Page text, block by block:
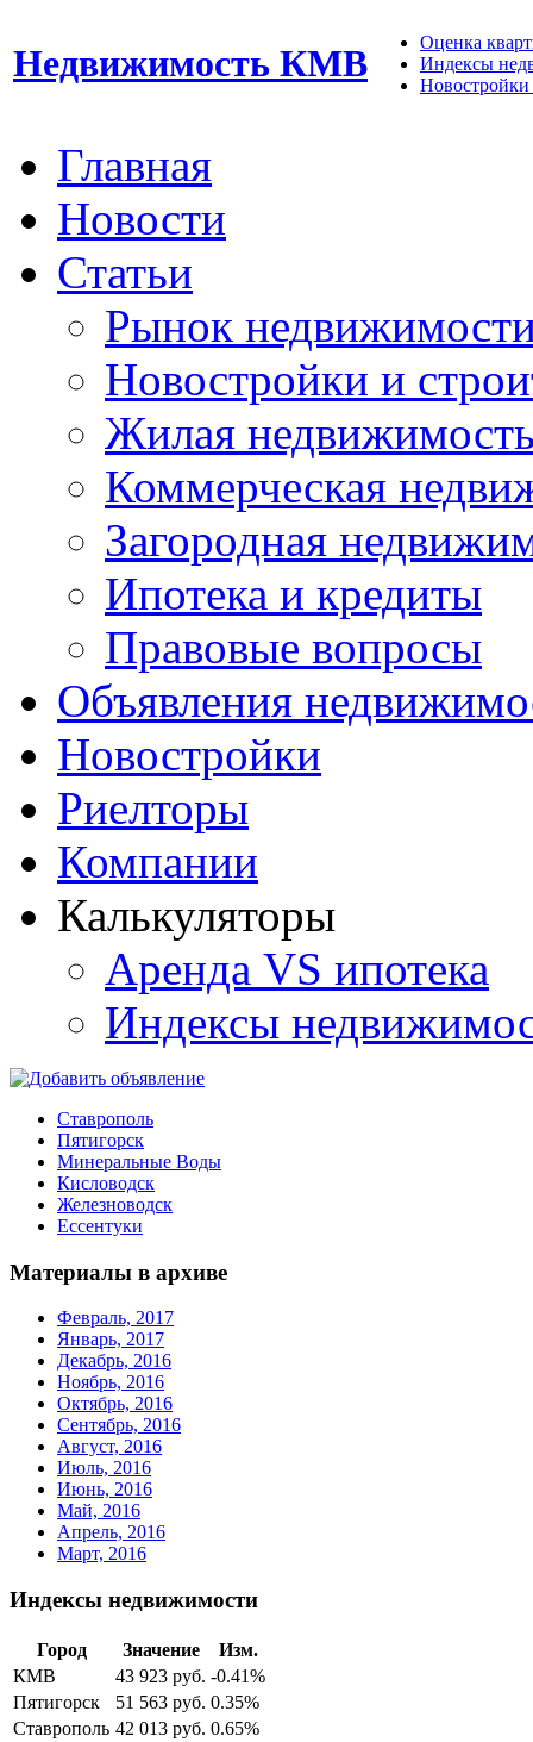
Недвижимость КМВ
Оценка
Индексы
Новостройки
Главная
Новости
Статьи
Рынок
Новостройки и
Жилая
Коммерческая
Загородная
Ипотека и кредиты
Правовые вопросы
Объявления
Новостройки
Риелторы
Компании
Калькуляторы
Аренда VS ипотека
Индексы
Ставрополь
Пятигорск
Минеральные Воды
Кисловодск
Железноводск
Ессентуки
Материалы в архиве
Февраль, 2017
Январь, 2017
Декабрь, 2016
Ноябрь, 2016
Октябрь, 2016
Сентябрь, 2016
Август, 2016
Июль, 2016
Июнь, 2016
Май, 2016
Апрель, 2016
Март, 2016
Индексы недвижимости
Город Значение
Изм.
КМВ
43 923 руб. -0.41%
Пятигорск
51 563 руб. 0.35%
Ставрополь 42 013 руб. 0.65%